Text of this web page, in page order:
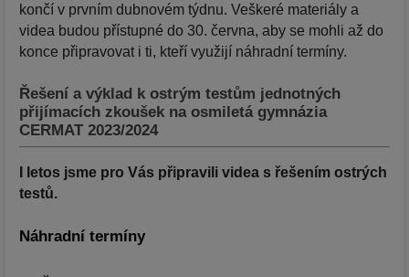
končí v prvním dubnovém týdnu. Veškeré materiály a
videa budou přístupné do 30. června, aby se mohli až do
konce připravovat i ti, kteří využijí náhradní termíny.
Řešení a výklad k ostrým testům jednotných
přijímacích zkoušek na osmiletá gymnázia
CERMAT 2023/2024
I letos jsme pro Vás připravili videa s řešením ostrých
testů.
Náhradní termíny